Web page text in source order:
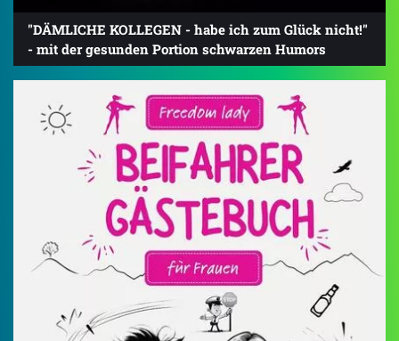
"DÄMLICHE KOLLEGEN - habe ich zum Glück nicht!"
- mit der gesunden Portion schwarzen Humors